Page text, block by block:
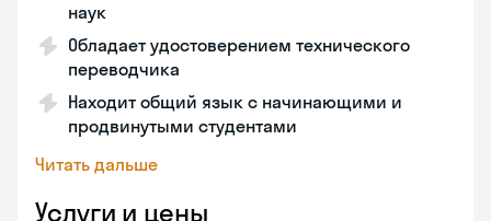
наук
Обладает удостоверением технического
переводчика
Находит общий язык с начинающими и
продвинутыми студентами
Читать дальше
Услуги и цены